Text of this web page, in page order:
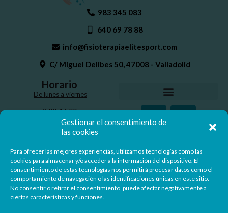
Gestionar el consentimiento de
las cookies
Para ofrecer las mejores experiencias, utilizamos tecnologías como las
cookies para almacenar y/o acceder a la información del dispositivo. El
consentimiento de estas tecnologías nos permitirá procesar datos como el
comportamiento de navegación o las identificaciones únicas en este sitio.
No consentir o retirar el consentimiento, puede afectar negativamente a
ciertas características y funciones.
983 345 083
640 69 78 88
info@fisioterapiaelitesport.com
C/ Miguel Delibes 50, 47008 - Valladolid
Horario
De lunes a viernes
9:00-14:00
16:30-20:30
Nº Registro Sanitario: 47-C22-0302